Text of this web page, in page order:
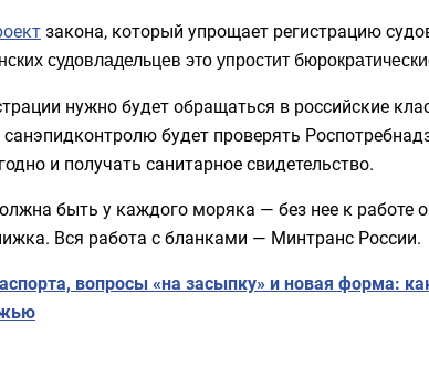
закона, который упрощает регистрацию
судовладельцев это упростит
нужно будет обращаться в российские
будет проверять
и получать санитарное свидетельство.
быть у каждого моряка — без нее к работе
Вся работа с бланками — Минтранс России.
вопросы «на засыпку» и новая форма: